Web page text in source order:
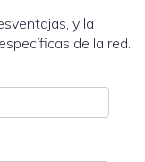
y la
de la red.